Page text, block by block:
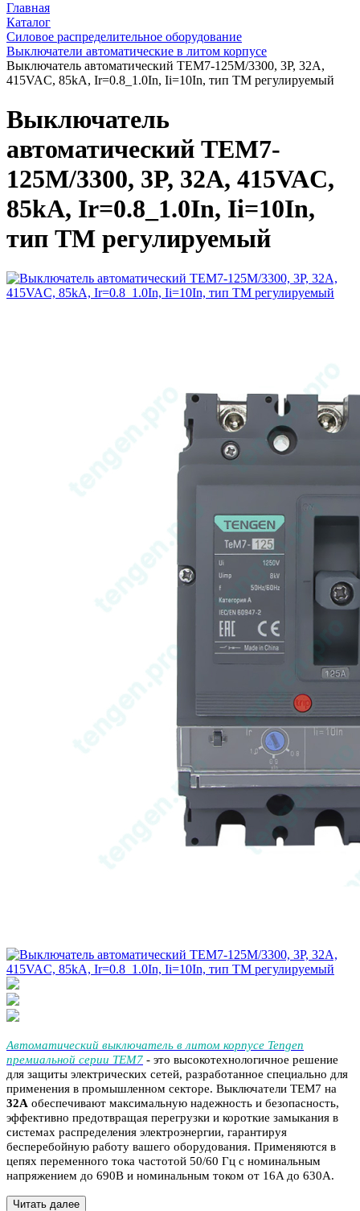
Главная
Каталог
Силовое распределительное оборудование
Выключатели автоматические в литом корпусе
Выключатель автоматический TEM7-125M/3300, 3P, 32A,
415VAC, 85kA, Ir=0.8_1.0In, Ii=10In, тип ТМ регулируемый
Выключатель
автоматический TEM7-
125M/3300, 3P, 32A, 415VAC,
85kA, Ir=0.8_1.0In, Ii=10In,
тип ТМ регулируемый
Автоматический выключатель в литом корпусе Tengen
премиальной серии TEM7 - это высокотехнологичное решение
для защиты электрических сетей, разработанное специально для
применения в промышленном секторе. Выключатели TEM7 на
32A обеспечивают максимальную надежность и безопасность,
эффективно предотвращая перегрузки и короткие замыкания в
системах распределения электроэнергии, гарантируя
бесперебойную работу вашего оборудования. Применяются в
цепях переменного тока частотой 50/60 Гц с номинальным
напряжением до 690В и номинальным током от 16A до 630A.
Читать далее